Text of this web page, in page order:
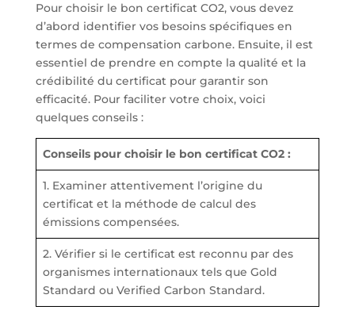
Pour choisir le bon certificat CO2, vous devez
d’abord identifier vos besoins spécifiques en
termes de compensation carbone. Ensuite, il est
essentiel de prendre en compte la qualité et la
crédibilité du certificat pour garantir son
efficacité. Pour faciliter votre choix, voici
quelques conseils :
Conseils pour choisir le bon certificat CO2 :
1. Examiner attentivement l’origine du
certificat et la méthode de calcul des
émissions compensées.
2. Vérifier si le certificat est reconnu par des
organismes internationaux tels que Gold
Standard ou Verified Carbon Standard.